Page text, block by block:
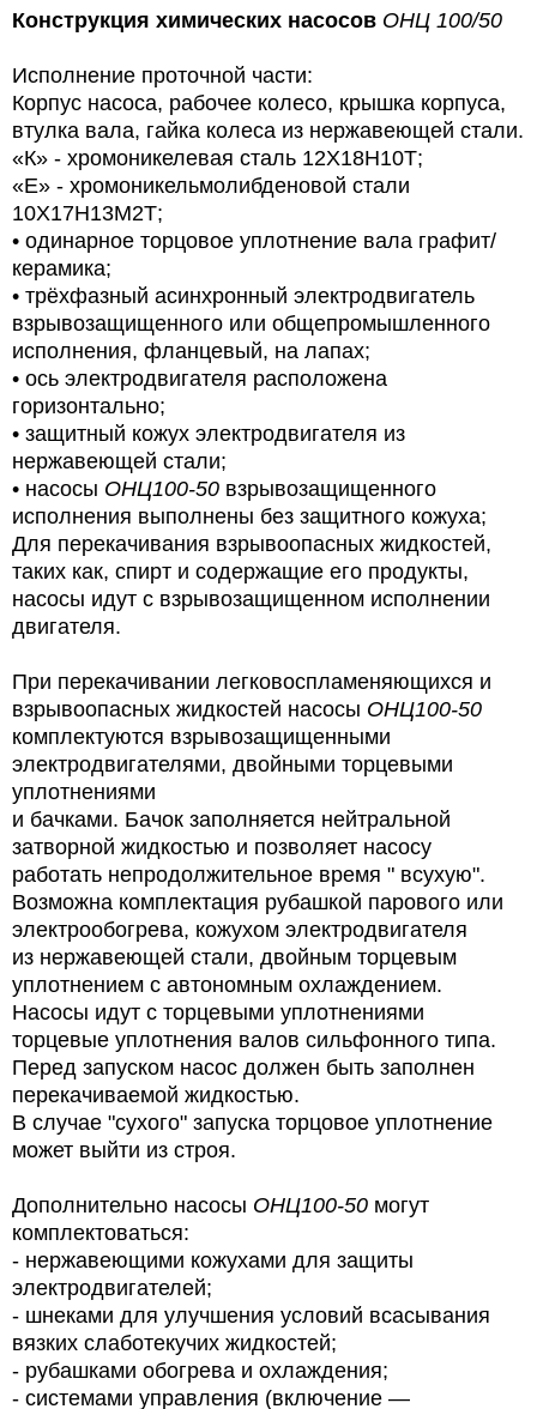
Конструкция химических насосов ОНЦ 100/50
Исполнение проточной части:
Корпус насоса, рабочее колесо, крышка корпуса,
втулка вала, гайка колеса из нержавеющей стали.
«К» - хромоникелевая сталь 12Х18Н10Т;
«Е» - хромоникельмолибденовой стали
10Х17Н13М2Т;
• одинарное торцовое уплотнение вала графит/
керамика;
• трёхфазный асинхронный электродвигатель
взрывозащищенного или общепромышленного
исполнения, фланцевый, на лапах;
• ось электродвигателя расположена
горизонтально;
• защитный кожух электродвигателя из
нержавеющей стали;
• насосы ОНЦ100-50 взрывозащищенного
исполнения выполнены без защитного кожуха;
Для перекачивания взрывоопасных жидкостей,
таких как, спирт и содержащие его продукты,
насосы идут с взрывозащищенном исполнении
двигателя.
При перекачивании легковоспламеняющихся и
взрывоопасных жидкостей насосы ОНЦ100-50
комплектуются взрывозащищенными
электродвигателями, двойными торцевыми
уплотнениями
и бачками. Бачок заполняется нейтральной
затворной жидкостью и позволяет насосу
работать непродолжительное время " всухую".
Возможна комплектация рубашкой парового или
электрообогрева, кожухом электродвигателя
из нержавеющей стали, двойным торцевым
уплотнением с автономным охлаждением.
Насосы идут с торцевыми уплотнениями
торцевые уплотнения валов сильфонного типа.
Перед запуском насос должен быть заполнен
перекачиваемой жидкостью.
В случае "сухого" запуска торцовое уплотнение
может выйти из строя.
Дополнительно насосы ОНЦ100-50 могут
комплектоваться:
- нержавеющими кожухами для защиты
электродвигателей;
- шнеками для улучшения условий всасывания
вязких слаботекучих жидкостей;
- рубашками обогрева и охлаждения;
- системами управления (включение —